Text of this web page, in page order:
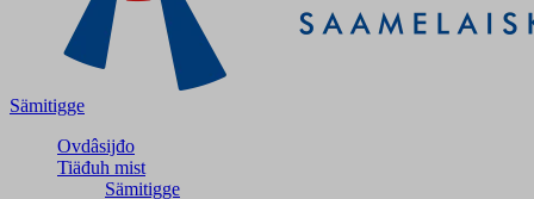
Sämitigge
Ovdâsijđo
Tiäđuh mist
Sämitigge